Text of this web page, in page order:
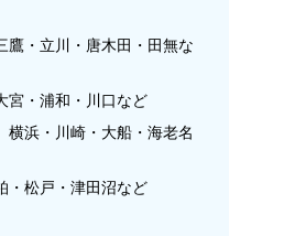
鷹・立川・唐木田・田無な
宮・浦和・川口など
横浜・川崎・大船・海老名
・松戸・津田沼など